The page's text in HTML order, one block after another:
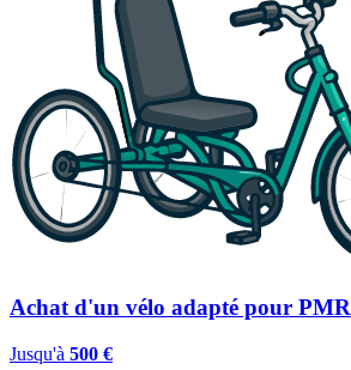
Achat d'un vélo adapté pour PMR
Jusqu'à 500 €